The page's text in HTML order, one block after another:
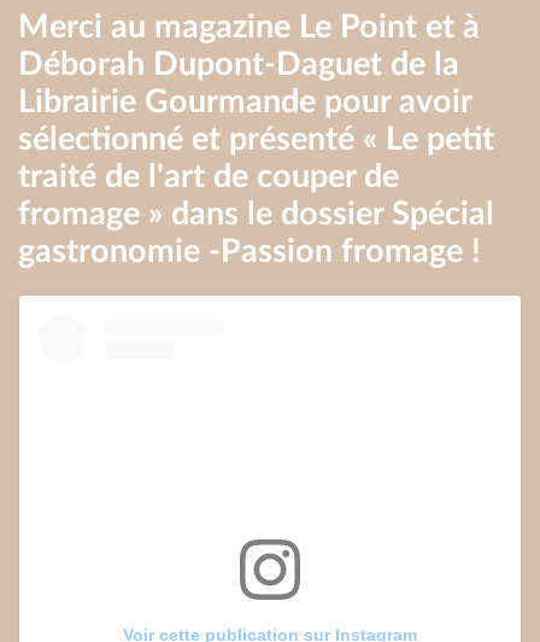
Merci au magazine Le Point et à
Déborah Dupont-Daguet de la
Librairie Gourmande pour avoir
sélectionné et présenté « Le petit
traité de l'art de couper de
fromage » dans le dossier Spécial
gastronomie -Passion fromage !
Voir cette publication sur Instagram